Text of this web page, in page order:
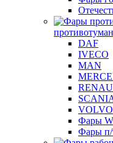
DAF
IVECO
MAN
VOLVO
Фары
Фары п/